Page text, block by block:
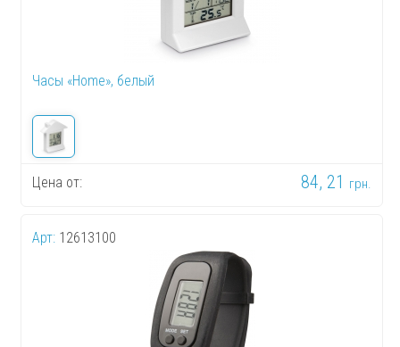
Часы «Home», белый
Цена от: 84, 21 грн.
Арт: 12613100